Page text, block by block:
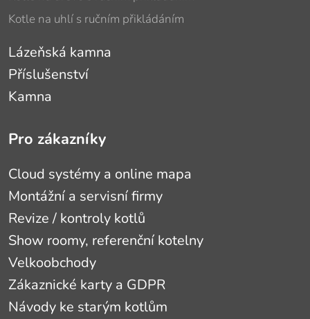
Kotle na uhlí s ručním přikládáním
Lázeňská kamna
Příslušenství
Kamna
Pro zákazníky
Cloud systémy a online mapa
Montážní a servisní firmy
Revize / kontroly kotlů
Show roomy, referenční kotelny
Velkoobchody
Zákaznické karty a GDPR
Návody ke starým kotlům